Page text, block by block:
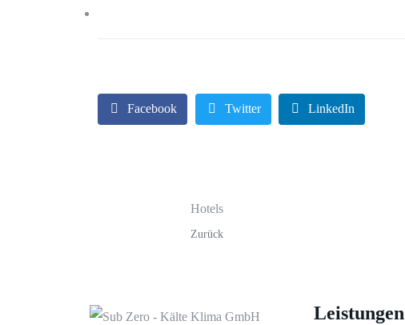
Facebook Twitter LinkedIn
Hotels
Zurück
Leistungen